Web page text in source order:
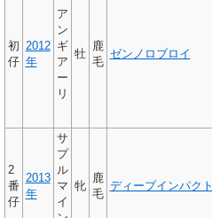
初
仔
2012
年
ア
ン
ギ
ア
ー
リ
牡
鹿
毛
ゼンノロブロイ
2
番
仔
2013
年
サ
プ
ル
マ
イ
牝
鹿
毛
ディープインパクト